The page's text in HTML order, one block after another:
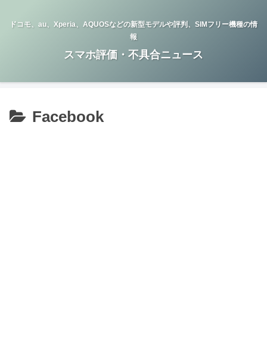
ドコモ、au、Xperia、AQUOSなどの新型モデルや評判、SIMフリー機種の情
報
スマホ評価・不具合ニュース
Facebook